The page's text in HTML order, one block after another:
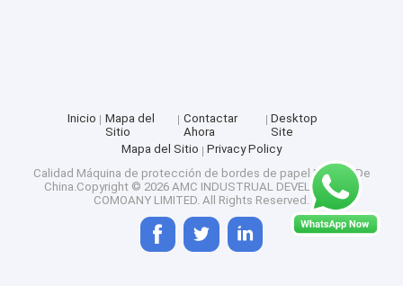
Inicio
Mapa del
Sitio
Contactar
Ahora
Desktop
Site
Mapa del Sitio
Privacy Policy
Calidad Máquina de protección de bordes de papel Fábrica De
China.Copyright © 2026 AMC INDUSTRUAL DEVELOPMENT
COMOANY LIMITED. All Rights Reserved.